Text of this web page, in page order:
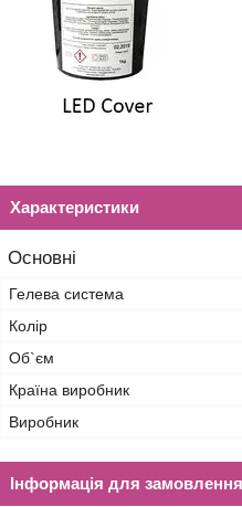
Характеристики
Основні
Гелева система
Колір
Об`єм
Країна виробник
Виробник
Інформація для замовлення